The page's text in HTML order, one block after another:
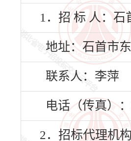
1．招 标 人：
地址：石首市
联系人：李萍
电话（传真）
2．招标代理机